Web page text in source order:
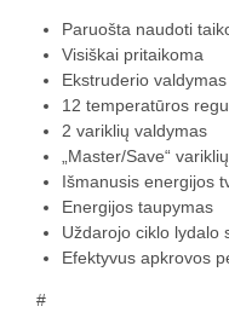
Paruošta naudoti
Visiškai pritaikoma
Ekstruderio valdymas
12 temperatūros
2 variklių valdymas
„Master/Save“
Išmanusis energijos
Energijos taupymas
Uždarojo ciklo lydalo
Efektyvus apkrovos
#